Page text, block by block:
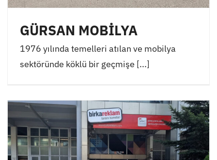
GÜRSAN MOBİLYA
1976 yılında temelleri atılan ve mobilya
sektöründe köklü bir geçmişe [...]